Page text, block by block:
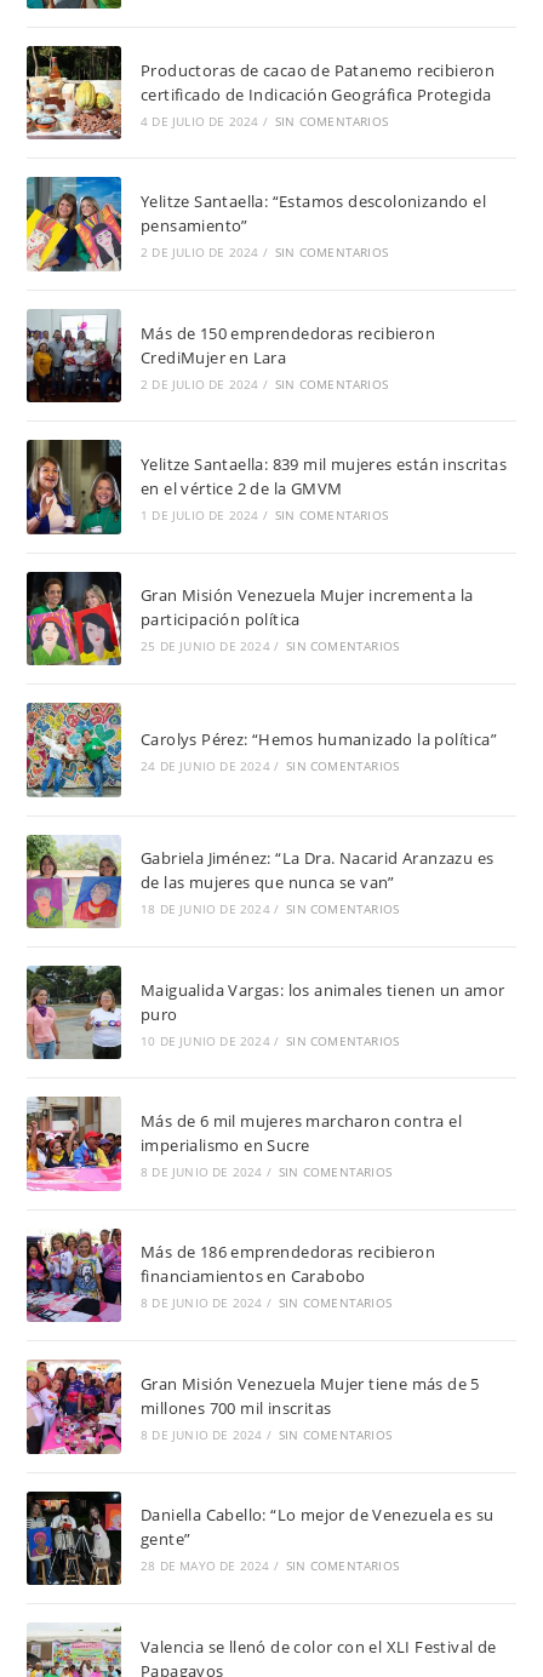
Productoras de cacao de Patanemo recibieron
certificado de Indicación Geográfica Protegida
4 DE JULIO DE 2024 / SIN COMENTARIOS
Yelitze Santaella: “Estamos descolonizando el
pensamiento”
2 DE JULIO DE 2024 / SIN COMENTARIOS
Más de 150 emprendedoras recibieron
CrediMujer en Lara
2 DE JULIO DE 2024 / SIN COMENTARIOS
Yelitze Santaella: 839 mil mujeres están inscritas
en el vértice 2 de la GMVM
1 DE JULIO DE 2024 / SIN COMENTARIOS
Gran Misión Venezuela Mujer incrementa la
participación política
25 DE JUNIO DE 2024 / SIN COMENTARIOS
Carolys Pérez: “Hemos humanizado la política”
24 DE JUNIO DE 2024 / SIN COMENTARIOS
Gabriela Jiménez: “La Dra. Nacarid Aranzazu es
de las mujeres que nunca se van”
18 DE JUNIO DE 2024 / SIN COMENTARIOS
Maigualida Vargas: los animales tienen un amor
puro
10 DE JUNIO DE 2024 / SIN COMENTARIOS
Más de 6 mil mujeres marcharon contra el
imperialismo en Sucre
8 DE JUNIO DE 2024 / SIN COMENTARIOS
Más de 186 emprendedoras recibieron
financiamientos en Carabobo
8 DE JUNIO DE 2024 / SIN COMENTARIOS
Gran Misión Venezuela Mujer tiene más de 5
millones 700 mil inscritas
8 DE JUNIO DE 2024 / SIN COMENTARIOS
Daniella Cabello: “Lo mejor de Venezuela es su
gente”
28 DE MAYO DE 2024 / SIN COMENTARIOS
Valencia se llenó de color con el XLI Festival de
Papagayos